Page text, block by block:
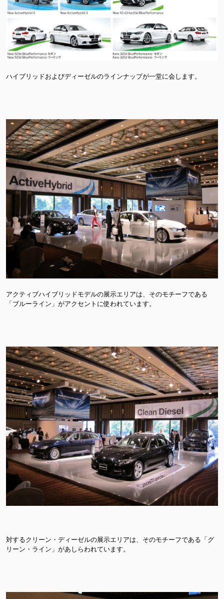
ハイブリッドおよびディーゼルのラインナップが一堂に会します。
アクティブハイブリッドモデルの展示エリアは、そのモチーフである
「ブルーライン」がアクセントに使われています。
対するクリーン・ディーゼルの展示エリアは、そのモチーフである「グ
リーン・ライン」があしらわれています。